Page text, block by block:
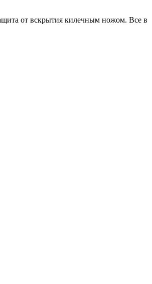
от вскрытия килечным ножом. Все в